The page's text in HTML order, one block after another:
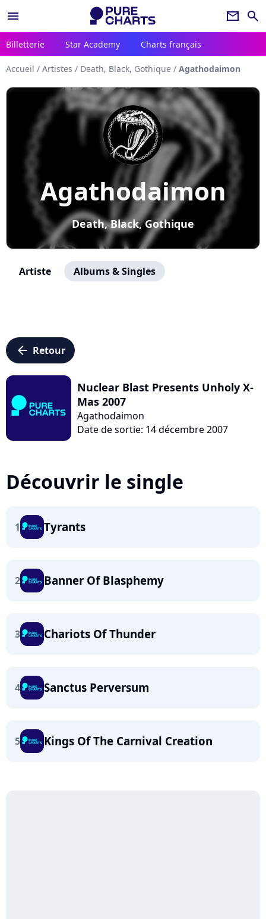
menu newsletter search
Billetterie Star Academy Charts français
Accueil / Artistes / Death, Black, Gothique / Agathodaimon
Agathodaimon
Death, Black, Gothique
Artiste Albums & Singles
arrow_left Retour
Nuclear Blast Presents Unholy X-
Mas 2007
Agathodaimon
Date de sortie: 14 décembre 2007
Découvrir le single
1 Tyrants
2 Banner Of Blasphemy
3 Chariots Of Thunder
4 Sanctus Perversum
5 Kings Of The Carnival Creation